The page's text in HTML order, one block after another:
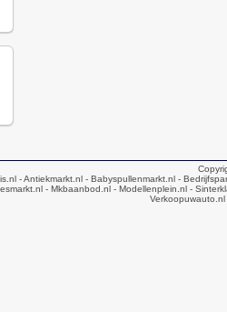
- Antiekmarkt.nl - Babyspullenmarkt.nl -
- Mkbaanbod.nl- Modellenplein.nl-
Verkoopuwauto.nl